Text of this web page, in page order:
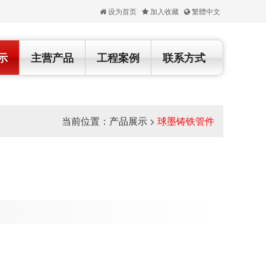
设为首页 加入收藏 繁體中文
联系方式
工程案例
主营产品
当前位置： 产品展示 > 球墨铸铁管件